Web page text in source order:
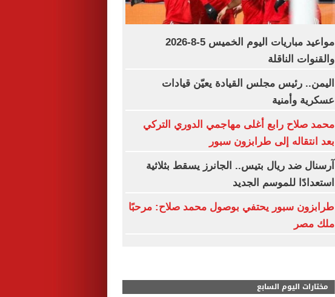
مواعيد مباريات اليوم الخميس 5-8-2026
والقنوات الناقلة
اليمن.. رئيس مجلس القيادة يعيّن قيادات
عسكرية وأمنية
محمد صلاح رابع أغلى مهاجمي الدوري التركي
بعد انتقاله إلى طرابزون سبور
آرسنال ضد ريال بتيس.. الجانرز يسقط بثلاثية
استعدادًا للموسم الجديد
طرابزون سبور يحتفي بوصول محمد صلاح: مرحبًا
ملك مصر
مختارات اليوم السابع